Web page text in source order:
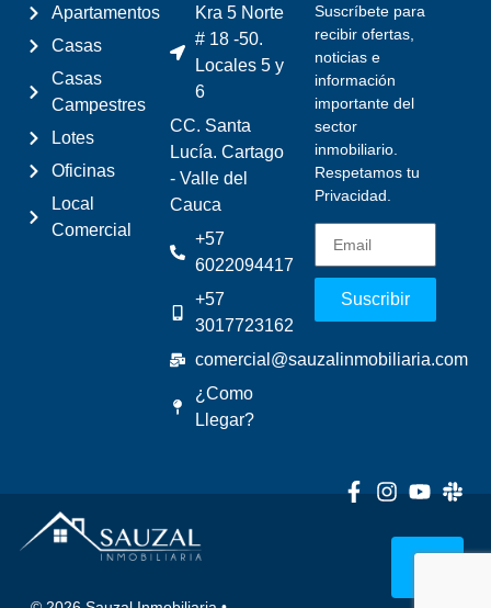
Apartamentos
Casas
Casas
Campestres
Lotes
Oficinas
Local
Comercial
Kra 5 Norte
# 18 -50.
Locales 5 y
6
CC. Santa
Lucía. Cartago
- Valle del
Cauca
+57
6022094417
+57
3017723162
comercial@sauzalinmobiliaria.com
¿Como
Llegar?
Suscríbete para
recibir ofertas,
noticias e
información
importante del
sector
inmobiliario.
Respetamos tu
Privacidad.
Suscribir